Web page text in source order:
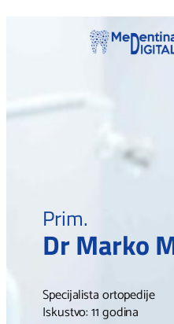
Prim.
Dr Marko
Specijalista ortopedije
Iskustvo: 11 godina